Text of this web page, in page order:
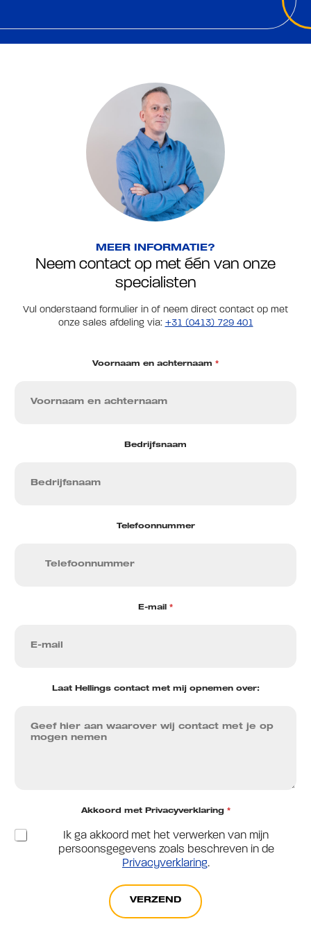
MEER INFORMATIE?
Neem contact op met één van onze
specialisten
Vul onderstaand formulier in of neem direct contact op met
onze sales afdeling via: +31 (0413) 729 401
Voornaam en achternaam *
Bedrijfsnaam
Telefoonnummer
E-mail *
Laat Hellings contact met mij opnemen over:
Akkoord met Privacyverklaring *
Ik ga akkoord met het verwerken van mijn
persoonsgegevens zoals beschreven in de
Privacyverklaring.
VERZEND